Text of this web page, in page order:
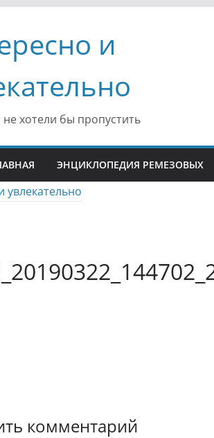
и
хотели бы пропустить
ЭНЦИКЛОПЕДИЯ РЕМЕЗОВЫХ
комментарий